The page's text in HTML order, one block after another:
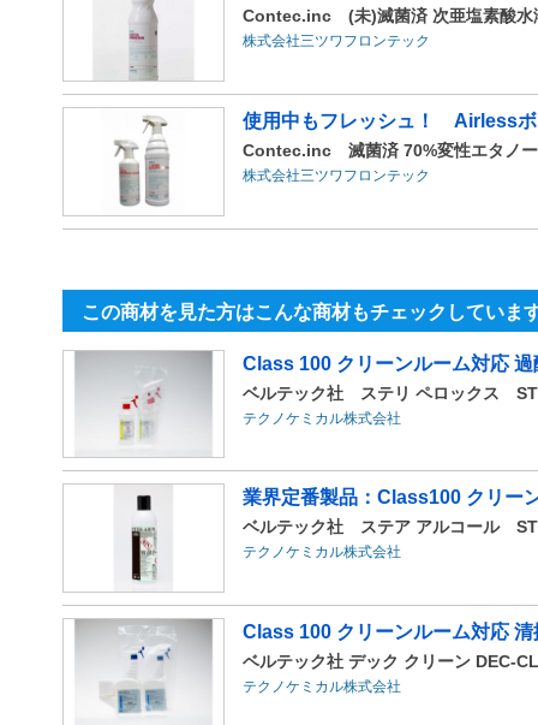
Contec.inc (未)滅菌済 次亜塩素酸水
株式会社三ツワフロンテック
使用中もフレッシュ！ Airlessボ
Contec.inc 滅菌済 70%変性エタノー
株式会社三ツワフロンテック
この商材を見た方はこんな商材もチェックしていま
Class 100 クリーンルーム対応
ベルテック社 ステリ ペロックス
テクノケミカル株式会社
業界定番製品：Class100 クリー
ベルテック社 ステア アルコール
テクノケミカル株式会社
Class 100 クリーンルーム対応
ベルテック社 デック クリーン DEC-
テクノケミカル株式会社